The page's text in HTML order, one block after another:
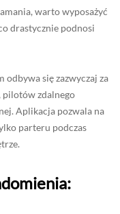
warto wyposażyć
drastycznie podnosi
odbywa się zazwyczaj za
pilotów zdalnego
Aplikacja pozwala na
parteru podczas